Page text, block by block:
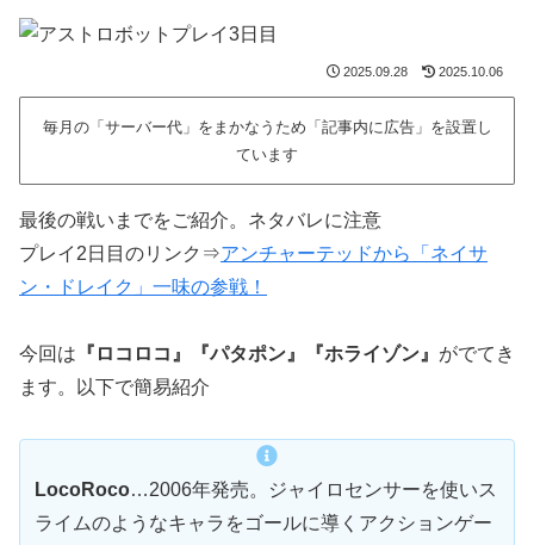
2025.09.28 2025.10.06
毎月の「サーバー代」をまかなうため「記事内に広告」を設置し
ています
最後の戦いまでをご紹介。ネタバレに注意
プレイ2日目のリンク⇒アンチャーテッドから「ネイサ
ン・ドレイク」一味の参戦！
今回は 『ロコロコ』『パタポン』『ホライゾン』 がでてき
ます。以下で簡易紹介
LocoRoco…2006年発売。ジャイロセンサーを使いス
ライムのようなキャラをゴールに導くアクションゲー